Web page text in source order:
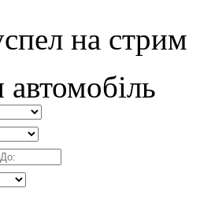
на стрим
автомобіль